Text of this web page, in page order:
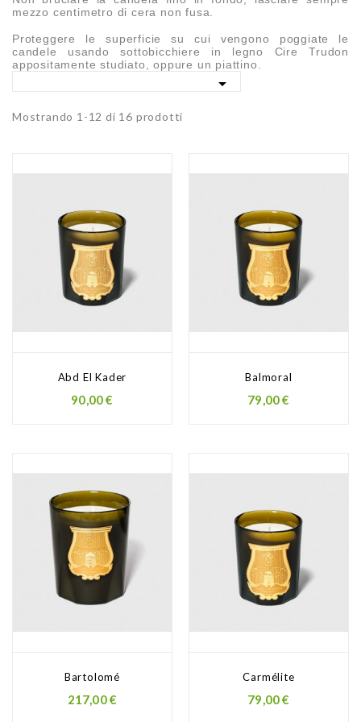
mezzo centimetro di cera non fusa.
Proteggere le superficie su cui vengono poggiate le
candele usando sottobicchiere in legno Cire Trudon
appositamente studiato, oppure un piattino.

Mostrando 1-12 di 16 prodotti
Abd El Kader
90,00 €
Balmoral
79,00 €
Bartolomé
217,00 €
Carmélite
79,00 €